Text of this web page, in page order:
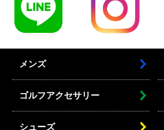
メンズ
ゴルフアクセサリー
シューズ